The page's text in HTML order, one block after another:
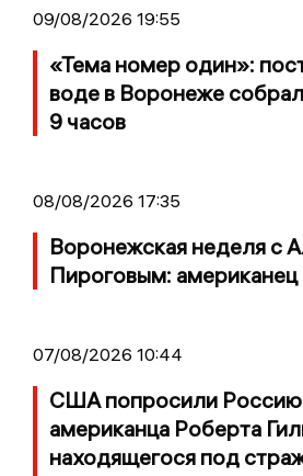
09/08/2026 19:55
«Тема номер один»:
воде в Воронеже
9 часов
08/08/2026 17:35
Воронежская неделя с
Пироговым: американец
07/08/2026 10:44
США попросили Россию
американца Роберта
находящегося под